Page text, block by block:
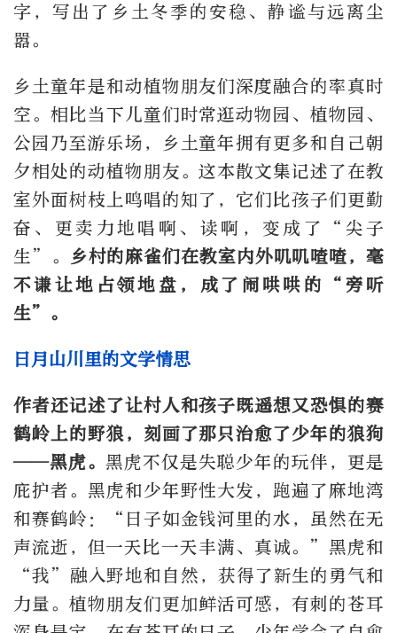
字，写出了乡土冬季的安稳、静谧与远离尘
嚣。
乡土童年是和动植物朋友们深度融合的率真时
空。相比当下儿童们时常逛动物园、植物园、
公园乃至游乐场，乡土童年拥有更多和自己朝
夕相处的动植物朋友。这本散文集记述了在教
室外面树枝上鸣唱的知了，它们比孩子们更勤
奋、更卖力地唱啊、读啊，变成了“尖子
生”。
乡村的麻雀们在教室内外叽叽喳喳，毫
不谦让地占领地盘，成了闹哄哄的“旁听
生”。
日月山川里的文学情思
作者还记述了让村人和孩子既遥想又恐惧的赛
鹤岭上的野狼，刻画了那只治愈了少年的狼狗
——黑虎。 黑虎不仅是失聪少年的玩伴，更是
庇护者。黑虎和少年野性大发，跑遍了麻地湾
和赛鹤岭：“日子如金钱河里的水，虽然在无
声流逝，但一天比一天丰满、真诚。”黑虎和
“我”融入野地和自然，获得了新生的勇气和
力量。植物朋友们更加鲜活可感，有刺的苍耳